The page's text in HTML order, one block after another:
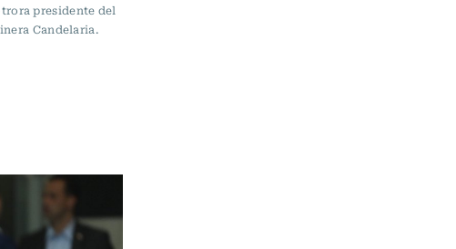
presidente del
Candelaria.